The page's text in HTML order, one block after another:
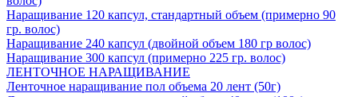
Наращивание 120 капсул, стандартный объем (примерно 90
гр. волос)
Наращивание 240 капсул (двойной объем 180 гр волос)
Наращивание 300 капсул (примерно 225 гр. волос)
ЛЕНТОЧНОЕ НАРАЩИВАНИЕ
Ленточное наращивание пол объема 20 лент (50г)